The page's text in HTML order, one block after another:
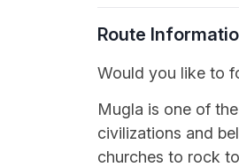
Route
Would you like to
Mugla is one of
civilizations and
churches to rock